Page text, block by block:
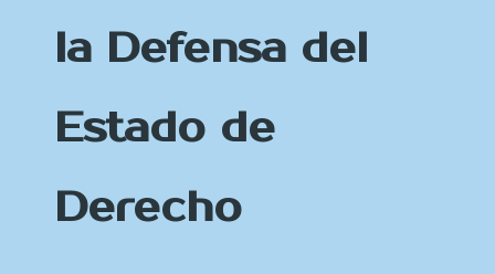
la Defensa del
Estado de
Derecho